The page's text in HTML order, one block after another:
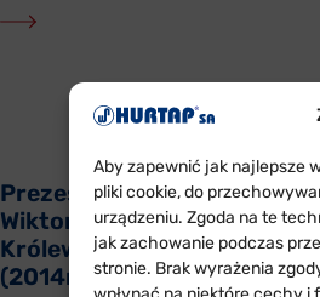
Aby zapewnić jak najlepsze
pliki cookie, do
urządzeniu. Zgoda na te
jak zachowanie podczas
stronie. Brak wyrażenia
Prezes Zarządu HURTAP SA
Wiktor Napióra
Królewskiego Miasta
(2014r.)